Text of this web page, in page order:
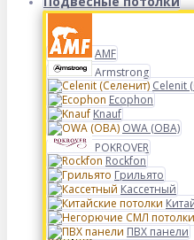
AMF
Armstrong
Celenit
Ecophon
Knauf
OWA (ОВА)
POKROVER
Rockfon
Грильято
Кассетный
ПВХ панели